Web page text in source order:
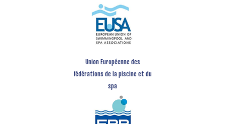
Union Européenne des
fédérations de la piscine et du
spa